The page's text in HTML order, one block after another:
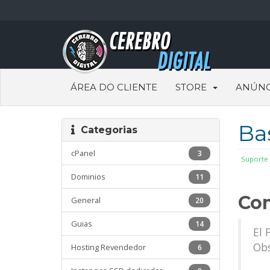
ÁREA DO CLIENTE STORE
Suporte
Categorias
3
cPanel
11
Dominios
20
General
14
Guias
6
Hosting Revendedor
El